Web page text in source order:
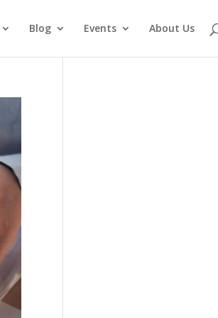
Blog Events About Us